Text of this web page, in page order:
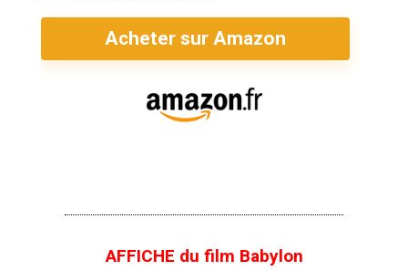
Acheter sur Amazon
AFFICHE du film Babylon